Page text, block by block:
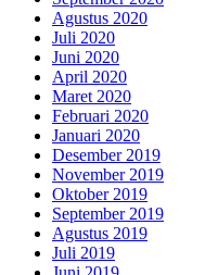
Agustus 2020
Juli 2020
Juni 2020
April 2020
Maret 2020
Februari 2020
Januari 2020
Desember 2019
November 2019
Oktober 2019
September 2019
Agustus 2019
Juli 2019